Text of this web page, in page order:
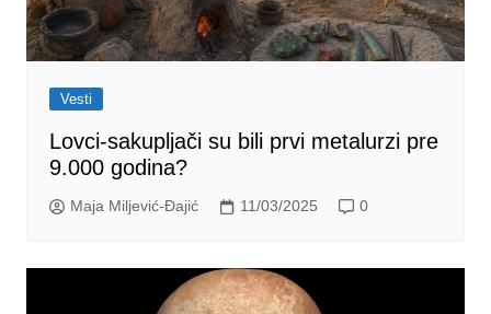
Vesti
Lovci-sakupljači su bili prvi metalurzi pre
9.000 godina?
Maja Miljević-Đajić 11/03/2025 0